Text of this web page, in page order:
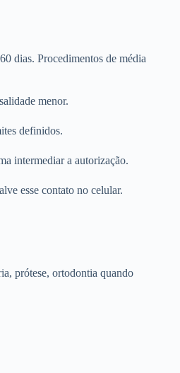
dias. Procedimentos de média
menor.
definidos.
intermediar a autorização.
esse contato no celular.
prótese, ortodontia quando